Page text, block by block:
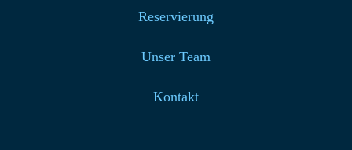
Reservierung
Unser Team
Kontakt